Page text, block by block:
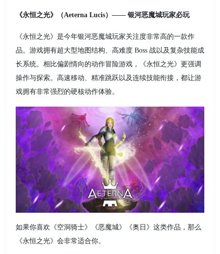
《永恒之光》（Aeterna Lucis）—— 银河恶魔城玩家必玩
《永恒之光》是今年银河恶魔城玩家关注度非常高的一款作
品。游戏拥有超大型地图结构、高难度 Boss 战以及复杂技能成
长系统。相比偏剧情向的动作冒险游戏，《永恒之光》更强调
操作与探索。高速移动、精准跳跃以及连续技能衔接，都让游
戏拥有非常强烈的硬核动作体验。
如果你喜欢《空洞骑士》《恶魔城》《奥日》这类作品，那么
《永恒之光》会非常适合你。